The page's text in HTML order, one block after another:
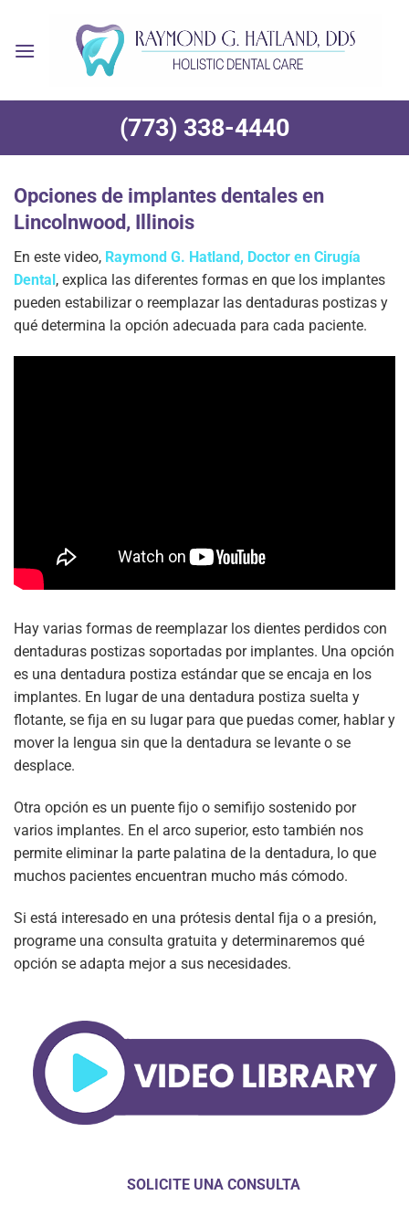
contenido
(773) 338-4440
Opciones de implantes dentales en
Lincolnwood, Illinois
En este video, Raymond G. Hatland, Doctor en Cirugía
Dental , explica las diferentes formas en que los implantes
pueden estabilizar o reemplazar las dentaduras postizas y
qué determina la opción adecuada para cada paciente.
Hay varias formas de reemplazar los dientes perdidos con
dentaduras postizas soportadas por implantes. Una opción
es una dentadura postiza estándar que se encaja en los
implantes. En lugar de una dentadura postiza suelta y
flotante, se fija en su lugar para que puedas comer, hablar y
mover la lengua sin que la dentadura se levante o se
desplace.
Otra opción es un puente fijo o semifijo sostenido por
varios implantes. En el arco superior, esto también nos
permite eliminar la parte palatina de la dentadura, lo que
muchos pacientes encuentran mucho más cómodo.
Si está interesado en una prótesis dental fija o a presión,
programe una consulta gratuita y determinaremos qué
opción se adapta mejor a sus necesidades.
SOLICITE UNA CONSULTA